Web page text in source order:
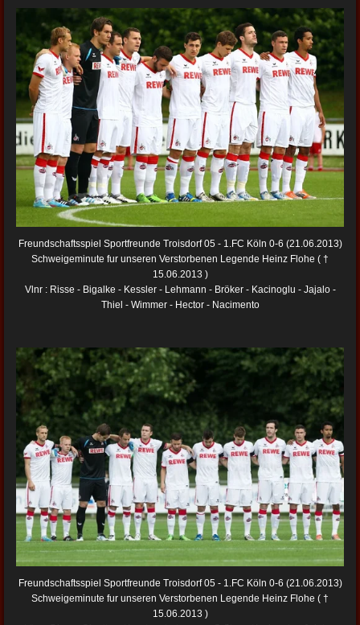
Freundschaftsspiel Sportfreunde Troisdorf 05 - 1.FC Köln 0-6 (21.06.2013)
Schweigeminute fur unseren Verstorbenen Legende Heinz Flohe ( †
15.06.2013 )
Vlnr : Risse - Bigalke - Kessler - Lehmann - Bröker - Kacinoglu - Jajalo -
Thiel - Wimmer - Hector - Nacimento
Freundschaftsspiel Sportfreunde Troisdorf 05 - 1.FC Köln 0-6 (21.06.2013)
Schweigeminute fur unseren Verstorbenen Legende Heinz Flohe ( †
15.06.2013 )